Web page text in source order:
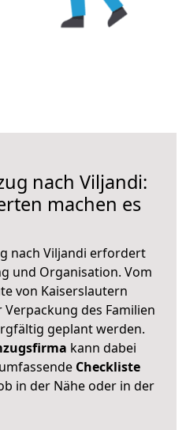
nach Viljandi:
machen es
nach Viljandi erfordert
und Organisation. Vom
von Kaiserslautern
des Familien
geplant werden.
kann dabei
Checkliste
in der Nähe oder in der